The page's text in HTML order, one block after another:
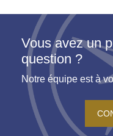
Vous avez un
question ?
Notre équipe est à